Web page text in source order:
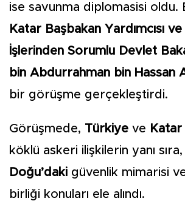
ise savunma diplomasisi oldu.
Katar Başbakan Yardımcısı
İşlerinden Sorumlu Devlet
bin Abdurrahman bin Hassan
bir görüşme gerçekleştirdi.
Görüşmede, Türkiye ve Katar
köklü askeri ilişkilerin yanı sıra,
Doğu’daki güvenlik mimarisi
birliği konuları ele alındı.